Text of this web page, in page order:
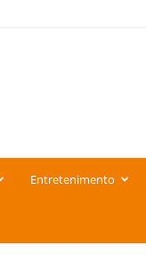
Entretenimento